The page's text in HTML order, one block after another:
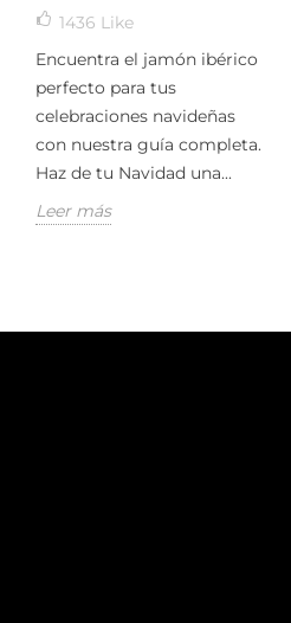
1436 Like
Encuentra el jamón ibérico
perfecto para tus
celebraciones navideñas
con nuestra guía completa.
Haz de tu Navidad una...
Leer más